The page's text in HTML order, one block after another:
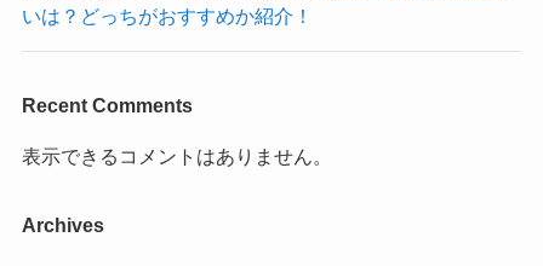
いは？どっちがおすすめか紹介！
Recent Comments
表示できるコメントはありません。
Archives